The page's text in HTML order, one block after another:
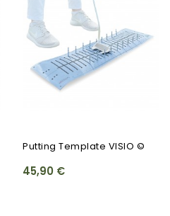
Putting Template VISIO ©
45,90 €